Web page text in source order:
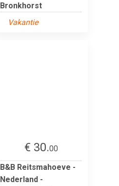
Bronkhorst
Vakantie
€ 30.00
B&B Reitsmahoeve -
Nederland -